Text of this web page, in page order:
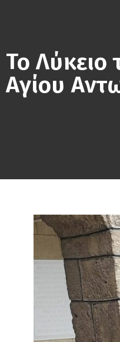
Το Λύκειο
Αγίου